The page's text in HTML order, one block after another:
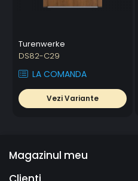
Turenwerke
DS82-C29
LA COMANDA
Vezi Variante
Magazinul meu